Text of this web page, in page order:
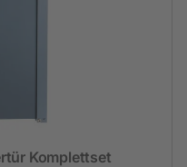
Komplettset